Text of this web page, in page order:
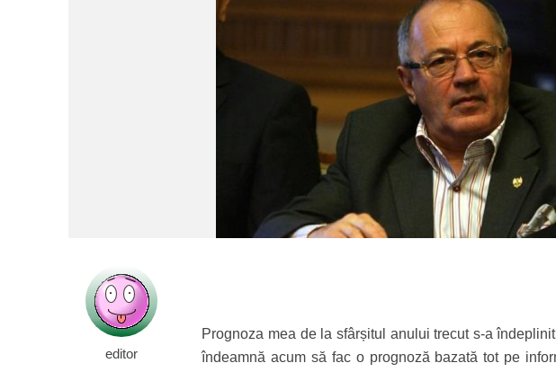
editor
Prognoza mea de la sfârșitul anului trecut s-a
îndeamnă acum să fac o prognoză bazată tot pe